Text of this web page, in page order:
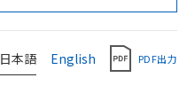
日本語 English PDF出力